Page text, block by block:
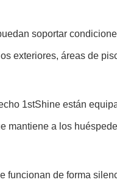
soportar
exteriores, áreas de
1stShine están
mantiene a los
funcionan de forma